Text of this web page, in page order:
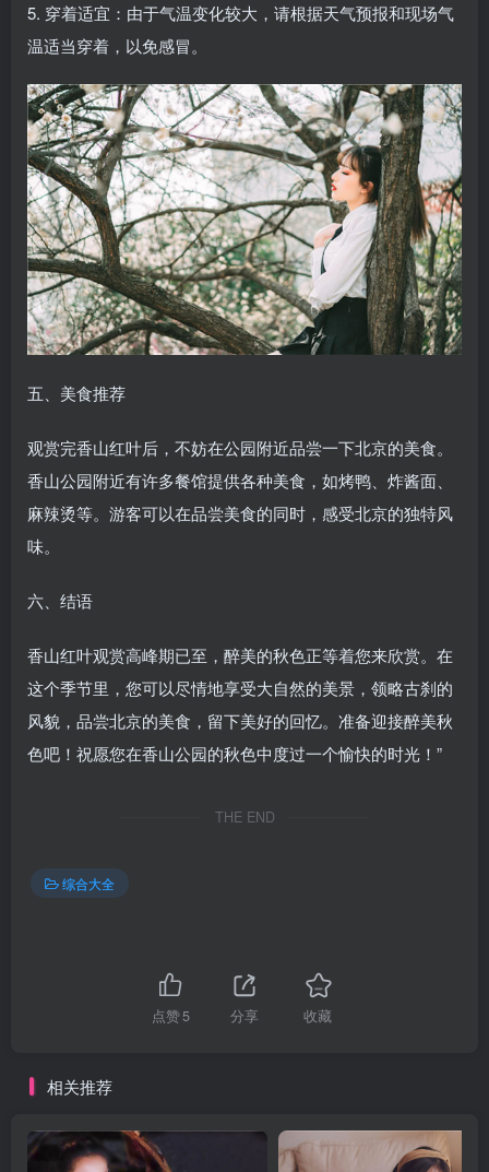
5. 穿着适宜：由于气温变化较大，请根据天气预报和现场气
温适当穿着，以免感冒。
五、美食推荐
观赏完香山红叶后，不妨在公园附近品尝一下北京的美食。
香山公园附近有许多餐馆提供各种美食，如烤鸭、炸酱面、
麻辣烫等。游客可以在品尝美食的同时，感受北京的独特风
味。
六、结语
香山红叶观赏高峰期已至，醉美的秋色正等着您来欣赏。在
这个季节里，您可以尽情地享受大自然的美景，领略古刹的
风貌，品尝北京的美食，留下美好的回忆。准备迎接醉美秋
色吧！祝愿您在香山公园的秋色中度过一个愉快的时光！”
THE END
综合大全
点赞5 分享 收藏
相关推荐